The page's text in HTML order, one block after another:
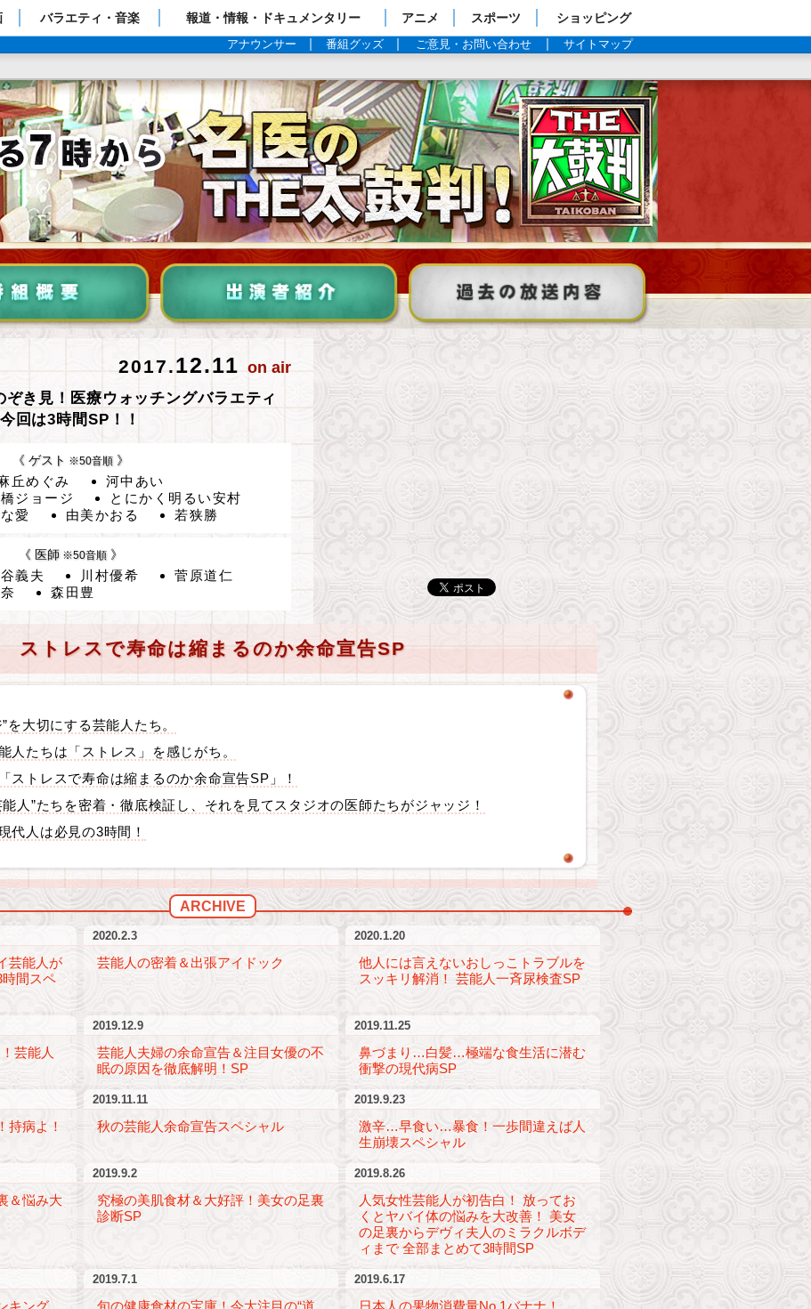
ップページ
バラエティ・音楽 報道・情報・ドキュメンタリー アニメ スポーツ ショッピング
アナウンサー 番組グッズ ご意見・お問い合わせ サイトマップ
2017.12.11 on air
き見！医療ウォッチングバラエティ
今回は3時間SP！！
《 ゲスト ※50音順》
丘めぐみ
河中あい
ジョージ
とにかく明るい安村
愛 由美かおる 若狭勝
《 医師 ※50音順》
義夫 川村優希
菅原道仁
森田豊
ストレスで寿命は縮まるのか余命宣告SP
を大切にする芸能人たち。
人たちは「ストレス」を感じがち。
ストレスで寿命は縮まるのか余命宣告SP」！
人”たちを密着・徹底検証し、それを見てスタジオの医師たちがジャッジ！
代人は必見の3時間！
ARCHIVE
芸能人が
間スペ
2020.2.3
芸能人の密着＆出張アイドック
2020.1.20
他人には言えないおしっこトラブルを
スッキリ解消！ 芸能人一斉尿検査SP
芸能人
2019.12.9
芸能人夫婦の余命宣告＆注目女優の不
眠の原因を徹底解明！SP
2019.11.25
鼻づまり…白髪…極端な食生活に潜む
衝撃の現代病SP
持病よ！
2019.11.11
秋の芸能人余命宣告スペシャル
2019.9.23
激辛…早食い…暴食！一歩間違えば人
生崩壊スペシャル
＆悩み大
2019.9.2
究極の美肌食材＆大好評！美女の足裏
診断SP
2019.8.26
人気女性芸能人が初告白！ 放ってお
くとヤバイ体の悩みを大改善！ 美女
の足裏からデヴィ夫人のミラクルボデ
ィまで 全部まとめて3時間SP
キング
2019.7.1
旬の健康食材の宝庫！今大注目の“道
2019.6.17
日本人の果物消費量No.1バナナ！